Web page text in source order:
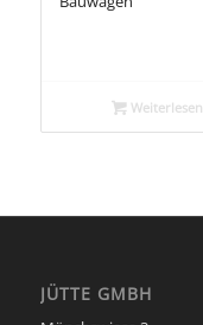
Weiterlesen
JÜTTE GMBH